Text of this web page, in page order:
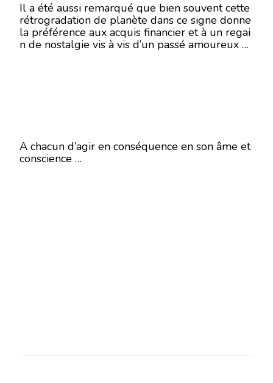
Il a été aussi remarqué que bien souvent cette
rétrogradation de planète dans ce signe donne
la préférence aux acquis financier et à un regai
n de nostalgie vis à vis d’un passé amoureux …
A chacun d’agir en conséquence en son âme et
conscience …